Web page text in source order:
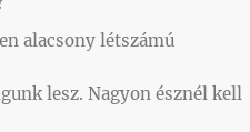
alacsony létszámú
lesz. Nagyon észnél kell